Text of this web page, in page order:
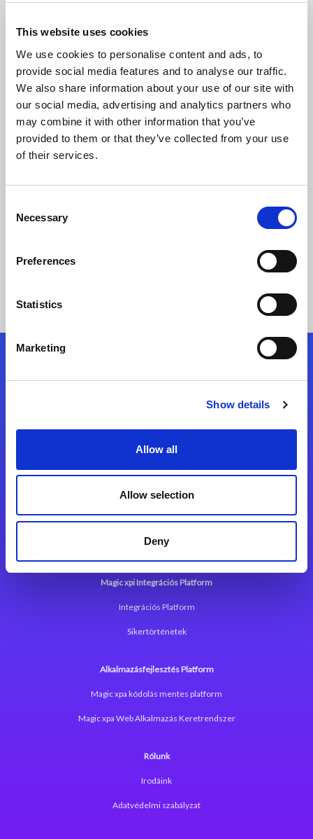
This website uses cookies
We use cookies to personalise content and ads, to
provide social media features and to analyse our traffic.
We also share information about your use of our site with
our social media, advertising and analytics partners who
may combine it with other information that you’ve
provided to them or that they’ve collected from your use
of their services.
Selection
Necessary
Preferences
Statistics
Marketing
Show details
Allow all
Allow selection
Deny
Bishop-Wisecarver Group
A Bishop-Wisecarver Group felgyorsítja a
Platformjával
Kapcsolat
Magic xpi Integrációs Platform
Integrációs Platform
Sikertörténetek
Alkalmazásfejlesztés Platform
Magic xpa kódolás mentes platform
Magic xpa Web Alkalmazás Keretrendszer
Rólunk
Irodáink
Adatvédelmi szabályzat